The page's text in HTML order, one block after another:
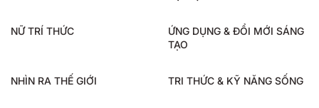
NỮ TRÍ THỨC
ỨNG DỤNG & ĐỔI MỚI SÁNG
TẠO
NHÌN RA THẾ GIỚI TRI THỨC & KỸ NĂNG SỐNG